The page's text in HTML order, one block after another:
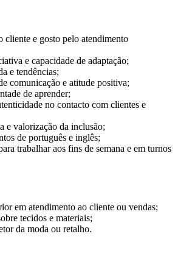
cliente e gosto pelo atendimento
e capacidade de adaptação;
e tendências;
comunicação e atitude positiva;
de aprender;
no contacto com clientes e
e valorização da inclusão;
de português e inglês;
trabalhar aos fins de semana e em turnos
em atendimento ao cliente ou vendas;
tecidos e materiais;
da moda ou retalho.